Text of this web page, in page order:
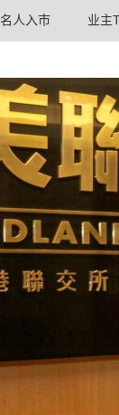
名人入市 业主